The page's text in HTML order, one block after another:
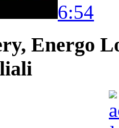
6:54
Energo